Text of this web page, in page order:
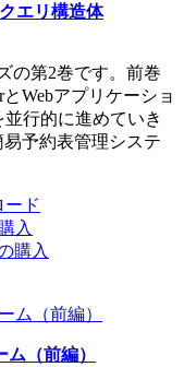
エリ構造体
の第2巻です。前巻
Webアプリケーショ
行的に進めていき
易予約表管理システ
ード
入
購入
（前編）